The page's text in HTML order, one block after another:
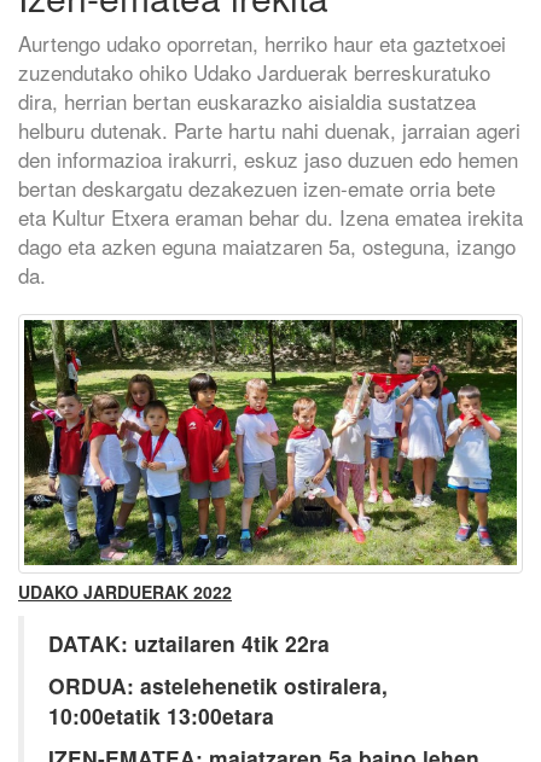
Aurtengo udako oporretan, herriko haur eta gaztetxoei
zuzendutako ohiko Udako Jarduerak berreskuratuko
dira, herrian bertan euskarazko aisialdia sustatzea
helburu dutenak. Parte hartu nahi duenak, jarraian ageri
den informazioa irakurri, eskuz jaso duzuen edo hemen
bertan deskargatu dezakezuen izen-emate orria bete
eta Kultur Etxera eraman behar du. Izena ematea irekita
dago eta azken eguna maiatzaren 5a, osteguna, izango
da.
UDAKO JARDUERAK 2022
DATAK: uztailaren 4tik 22ra
ORDUA: astelehenetik ostiralera,
10:00etatik 13:00etara